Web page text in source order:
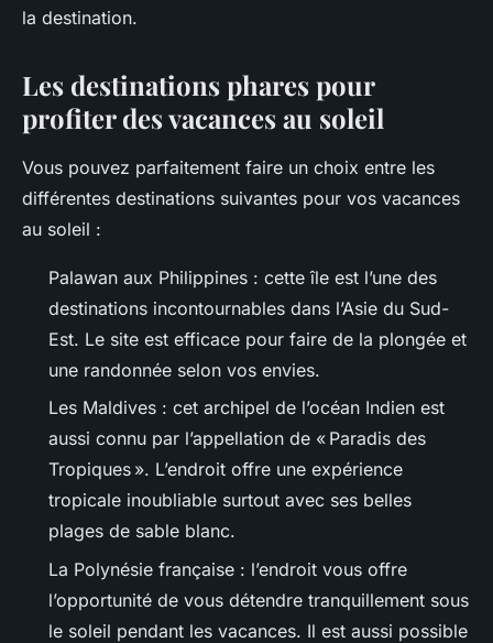
la destination.
Les destinations phares pour
profiter des vacances au soleil
Vous pouvez parfaitement faire un choix entre les
différentes destinations suivantes pour vos vacances
au soleil :
Palawan aux Philippines : cette île est l’une des
destinations incontournables dans l’Asie du Sud-
Est. Le site est efficace pour faire de la plongée et
une randonnée selon vos envies.
Les Maldives : cet archipel de l’océan Indien est
aussi connu par l’appellation de « Paradis des
Tropiques ». L’endroit offre une expérience
tropicale inoubliable surtout avec ses belles
plages de sable blanc.
La Polynésie française : l’endroit vous offre
l’opportunité de vous détendre tranquillement sous
le soleil pendant les vacances. Il est aussi possible